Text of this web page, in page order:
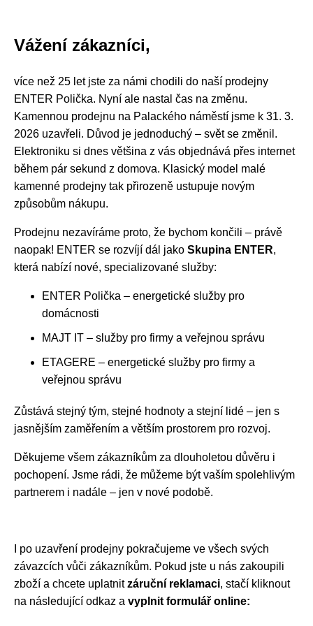
Vážení zákazníci,
více než 25 let jste za námi chodili do naší prodejny
ENTER Polička. Nyní ale nastal čas na změnu.
Kamennou prodejnu na Palackého náměstí jsme k 31. 3.
2026 uzavřeli. Důvod je jednoduchý – svět se změnil.
Elektroniku si dnes většina z vás objednává přes internet
během pár sekund z domova. Klasický model malé
kamenné prodejny tak přirozeně ustupuje novým
způsobům nákupu.
Prodejnu nezavíráme proto, že bychom končili – právě
naopak! ENTER se rozvíjí dál jako Skupina ENTER,
která nabízí nové, specializované služby:
ENTER Polička – energetické služby pro
domácnosti
MAJT IT – služby pro firmy a veřejnou správu
ETAGERE – energetické služby pro firmy a
veřejnou správu
Zůstává stejný tým, stejné hodnoty a stejní lidé – jen s
jasnějším zaměřením a větším prostorem pro rozvoj.
Děkujeme všem zákazníkům za dlouholetou důvěru i
pochopení. Jsme rádi, že můžeme být vaším spolehlivým
partnerem i nadále – jen v nové podobě.
I po uzavření prodejny pokračujeme ve všech svých
závazcích vůči zákazníkům. Pokud jste u nás zakoupili
zboží a chcete uplatnitzáruční reklamaci, stačí kliknout
na následující odkaz a vyplnit formulář online: